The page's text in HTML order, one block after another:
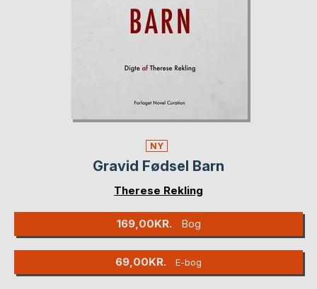
NY
Gravid Fødsel Barn
Therese Rekling
169,00KR. Bog
69,00KR. E-bog